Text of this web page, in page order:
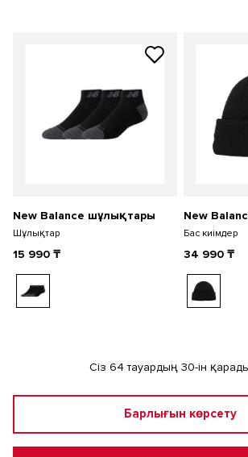
New Balance шұлықтары
Шұлықтар
15 990 ₸
New
Бас киімдер
34 990 ₸
Сіз 64 тауардың 30-ін
Барлығын көрсету